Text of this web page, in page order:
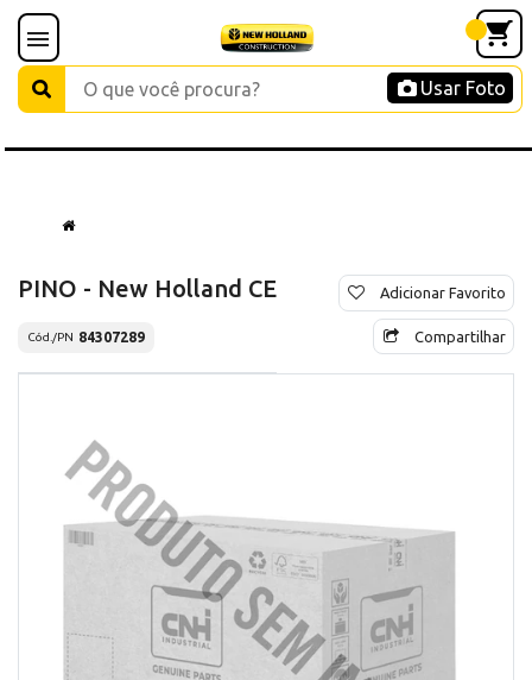
Usar Foto
PINO - New Holland CE
Cód./PN 84307289
Adicionar Favorito
Compartilhar